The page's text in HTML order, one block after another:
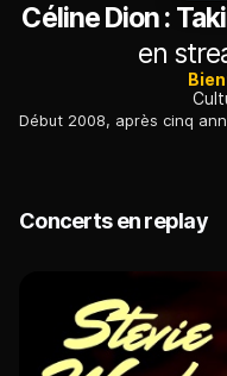
Céline Dion :
en
Concerts en replay